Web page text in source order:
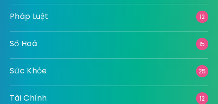
Pháp Luật 12
Số Hoá 15
Sức Khỏe 25
Tài Chính 12